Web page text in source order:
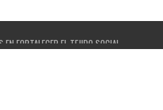
FORTALECER EL TEJIDO SOCIAL
CON COMODATO DE CENTRO DE BIENESTAR